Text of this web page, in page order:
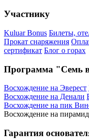
Участнику
Kuluar Bonus Билеты,
Прокат снаряжения
сертификат Блог о горах
Программа "Семь
Восхождение на Эверест
Восхождение на Денали
Восхождение на пик
Восхождение на
Гарантия